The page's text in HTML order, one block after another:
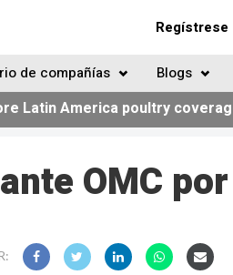
Regístrese
de compañías Blogs
Latin America poultry
OMC